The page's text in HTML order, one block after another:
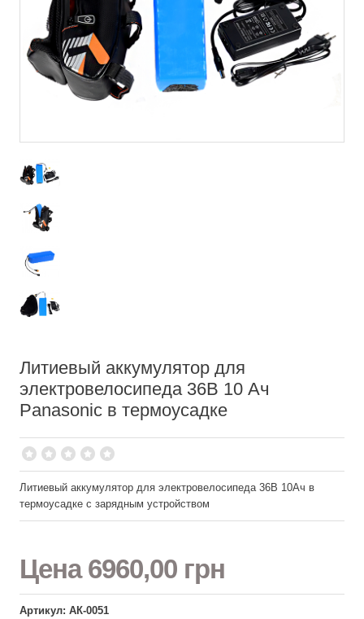
Литиевый аккумулятор для
электровелосипеда 36В 10 Ач
Panasonic в термоусадке
Литиевый аккумулятор для электровелосипеда 36В 10Ач в
термоусадке с зарядным устройством
Цена6960,00 грн
Артикул: АК-0051